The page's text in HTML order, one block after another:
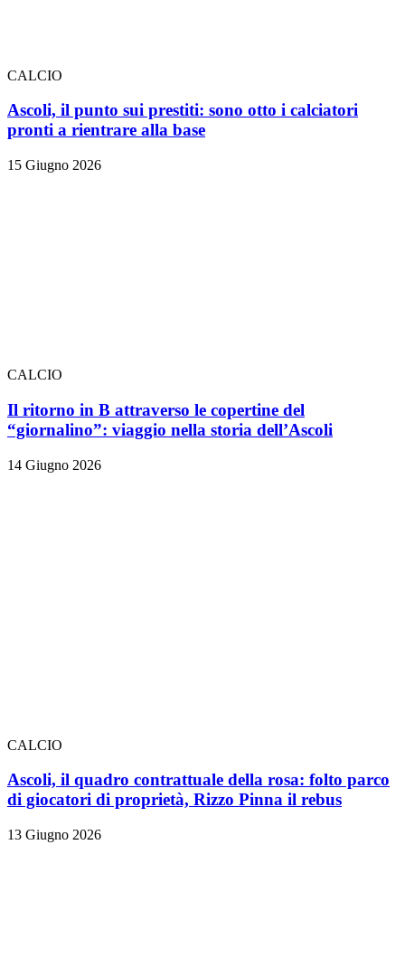
CALCIO
Ascoli, il punto sui prestiti: sono otto i calciatori
pronti a rientrare alla base
15 Giugno 2026
CALCIO
Il ritorno in B attraverso le copertine del
“giornalino”: viaggio nella storia dell’Ascoli
14 Giugno 2026
CALCIO
Ascoli, il quadro contrattuale della rosa: folto parco
di giocatori di proprietà, Rizzo Pinna il rebus
13 Giugno 2026